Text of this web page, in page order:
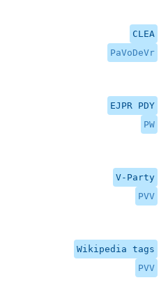
CLEA
PaVoDeVr
EJPR PDY
PW
V-Party
PVV
Wikipedia tags
PVV